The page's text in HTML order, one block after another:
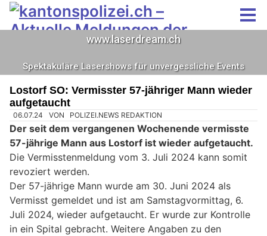
Lostorf SO: Vermisster 57-jähriger Mann wieder
aufgetaucht
06.07.24 VON POLIZEI.NEWS REDAKTION
Der seit dem vergangenen Wochenende vermisste
57-jährige Mann aus Lostorf ist wieder aufgetaucht.
Die Vermisstenmeldung vom 3. Juli 2024 kann somit
revoziert werden.
Der 57-jährige Mann wurde am 30. Juni 2024 als
Vermisst gemeldet und ist am Samstagvormittag, 6.
Juli 2024, wieder aufgetaucht. Er wurde zur Kontrolle
in ein Spital gebracht. Weitere Angaben zu den